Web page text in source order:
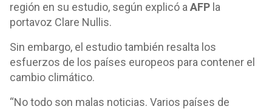
región en su estudio, según explicó a AFP la
portavoz Clare Nullis.
Sin embargo, el estudio también resalta los
esfuerzos de los países europeos para contener el
cambio climático.
“No todo son malas noticias. Varios países de